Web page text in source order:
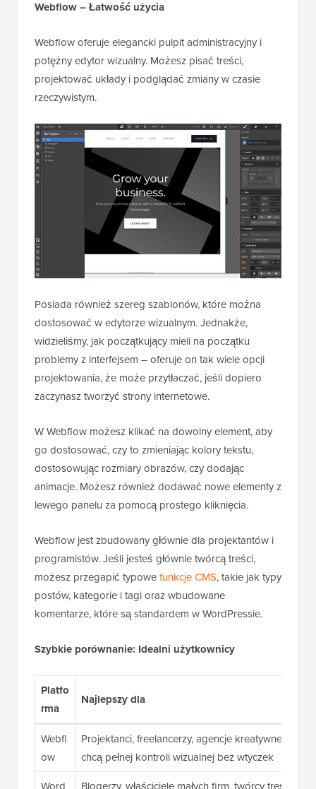
Webflow – Łatwość użycia
Webflow oferuje elegancki pulpit administracyjny i
potężny edytor wizualny. Możesz pisać treści,
projektować układy i podglądać zmiany w czasie
rzeczywistym.
Posiada również szereg szablonów, które można
dostosować w edytorze wizualnym. Jednakże,
widzieliśmy, jak początkujący mieli na początku
problemy z interfejsem – oferuje on tak wiele opcji
projektowania, że może przytłaczać, jeśli dopiero
zaczynasz tworzyć strony internetowe.
W Webflow możesz klikać na dowolny element, aby
go dostosować, czy to zmieniając kolory tekstu,
dostosowując rozmiary obrazów, czy dodając
animacje. Możesz również dodawać nowe elementy z
lewego panelu za pomocą prostego kliknięcia.
Webflow jest zbudowany głównie dla projektantów i
programistów. Jeśli jesteś głównie twórcą treści,
możesz przegapić typowefunkcje CMS, takie jak typy
postów, kategorie i tagi oraz wbudowane
komentarze, które są standardem w WordPressie.
Szybkie porównanie: Idealni użytkownicy
Platfo
rma
Najlepszy dla
Webfl
ow
Projektanci, freelancerzy, agencje kreatywne i
chcą pełnej kontroli wizualnej bez wtyczek